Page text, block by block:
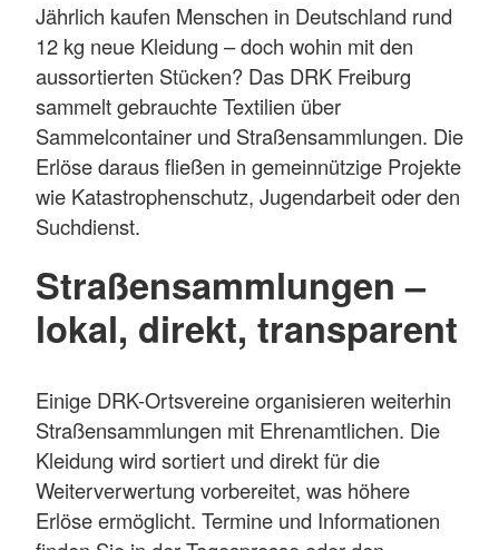
Jährlich kaufen Menschen in Deutschland rund
12 kg neue Kleidung – doch wohin mit den
aussortierten Stücken? Das DRK Freiburg
sammelt gebrauchte Textilien über
Sammelcontainer und Straßensammlungen. Die
Erlöse daraus fließen in gemeinnützige Projekte
wie Katastrophenschutz, Jugendarbeit oder den
Suchdienst.
Straßensammlungen –
lokal, direkt, transparent
Einige DRK-Ortsvereine organisieren weiterhin
Straßensammlungen mit Ehrenamtlichen. Die
Kleidung wird sortiert und direkt für die
Weiterverwertung vorbereitet, was höhere
Erlöse ermöglicht. Termine und Informationen